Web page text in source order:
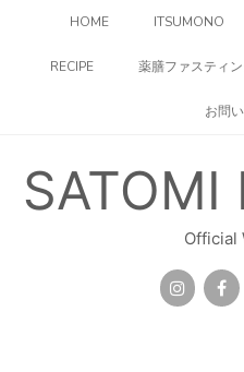
HOME ITSUMONO
RECIPE 薬膳ファスティ
お問
SATOMI
Official